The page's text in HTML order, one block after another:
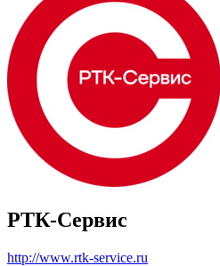
РТК-Сервис
http://www.rtk-service.ru